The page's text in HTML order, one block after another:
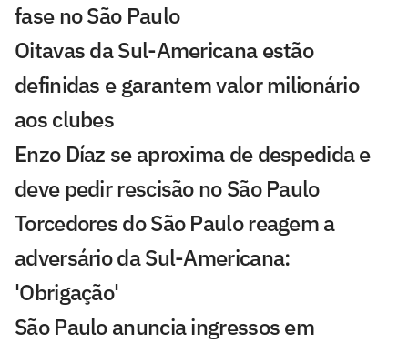
fase no São Paulo
Oitavas da Sul-Americana estão
definidas e garantem valor milionário
aos clubes
Enzo Díaz se aproxima de despedida e
deve pedir rescisão no São Paulo
Torcedores do São Paulo reagem a
adversário da Sul-Americana:
'Obrigação'
São Paulo anuncia ingressos em